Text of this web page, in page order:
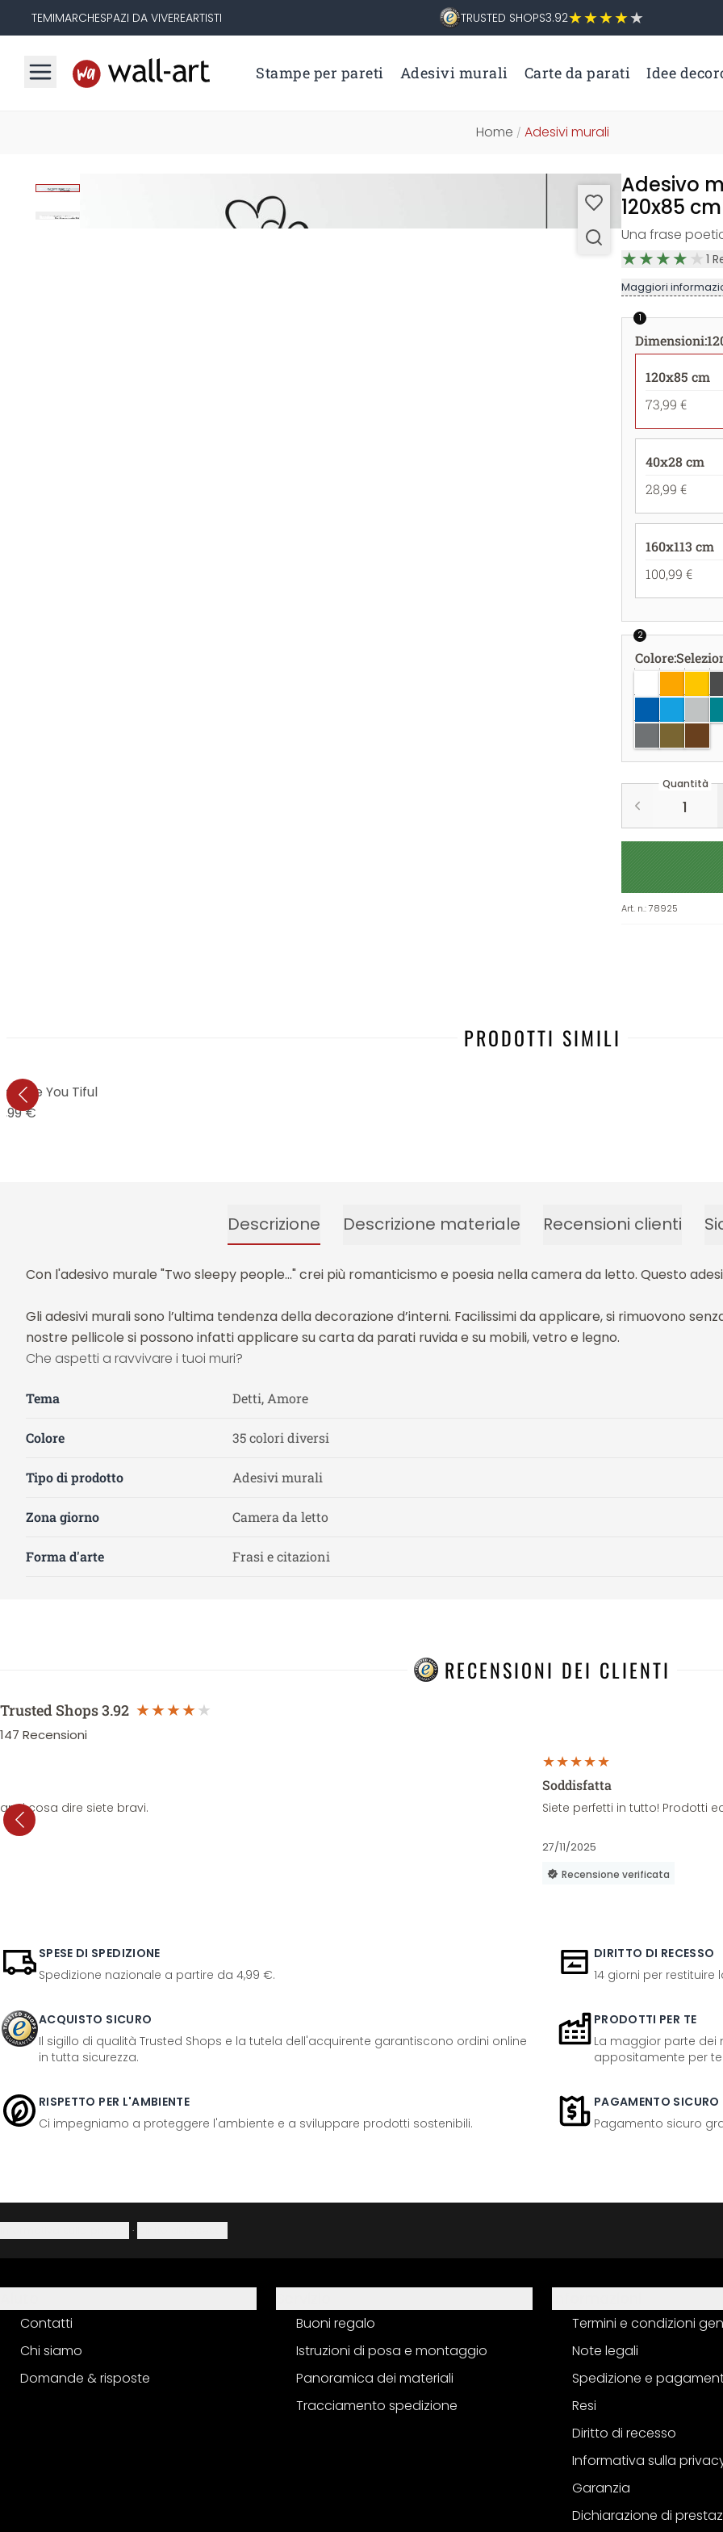
TEMIMARCHESPAZI DA VIVEREARTISTI TRUSTED SHOPS3.92
Stampe per pareti Adesivi murali Carte da parati Idee
Home / Adesivi murali
Adesivo
120x85 cm
Una frase
1
Maggiori
1
Dimensioni:
120x85 cm
73,99 €
40x28 cm
28,99 €
160x113 cm
100,99 €
2
Colore:
Quantità
Art. n.:78925
PRODOTTI SIMILI
- Be You Tiful
€
Descrizione Descrizione materiale Recensioni clienti
Con l'adesivo murale "Two sleepy people..." crei più romanticismo e poesia nella camera da letto. Questo
Gli adesivi murali sono l’ultima tendenza della decorazione d’interni. Facilissimi da applicare, si rimuovono
nostre pellicole si possono infatti applicare su carta da parati ruvida e su mobili, vetro e legno.
Che aspetti a ravvivare i tuoi muri?
Tema Detti, Amore
Colore 35 colori diversi
Tipo di prodotto Adesivi murali
Zona giorno Camera da letto
Forma d'arte Frasi e citazioni
RECENSIONI DEI CLIENTI
Trusted Shops3.92
147 Recensioni
cosa dire siete bravi.
Soddisfatta
Siete perfetti in tutto! Prodotti
27/11/2025
Recensione verificata
SPESE DI SPEDIZIONE
Spedizione nazionale a partire da 4,99 €.
DIRITTO DI RECESSO
14 giorni per restituire
ACQUISTO SICURO
Il sigillo di qualità Trusted Shops e la tutela dell'acquirente garantiscono ordini online
in tutta sicurezza.
PRODOTTI PER TE
La maggior parte dei
appositamente per te.
RISPETTO PER L'AMBIENTE
Ci impegniamo a proteggere l'ambiente e a sviluppare prodotti sostenibili.
PAGAMENTO SICURO
Pagamento sicuro
·
Contatti
Chi siamo
Domande & risposte
Buoni regalo
Istruzioni di posa e montaggio
Panoramica dei materiali
Tracciamento spedizione
Termini e condizioni
Note legali
Spedizione e
Resi
Diritto di recesso
Informativa sulla
Garanzia
Dichiarazione di